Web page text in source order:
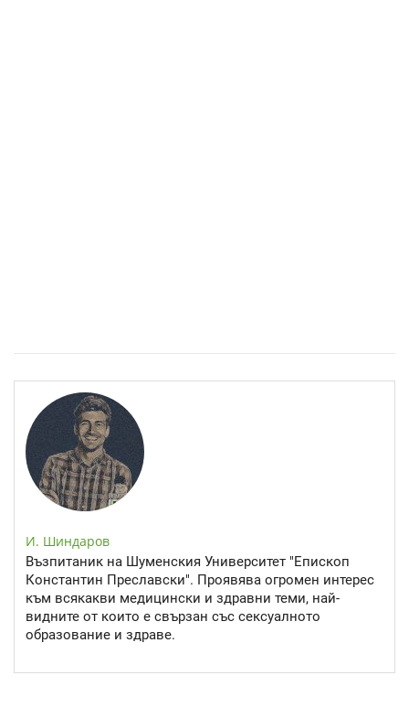
И. Шиндаров
Възпитаник на Шуменския Университет "Епископ
Константин Преславски". Проявява огромен интерес
към всякакви медицински и здравни теми, най-
видните от които е свързан със сексуалното
образование и здраве.